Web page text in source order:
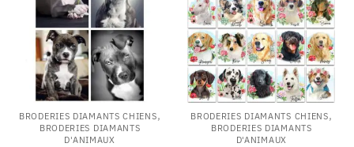
BRODERIES DIAMANTS CHIENS,
BRODERIES DIAMANTS
D'ANIMAUX
BRODERIES DIAMANTS CHIENS,
BRODERIES DIAMANTS
D'ANIMAUX